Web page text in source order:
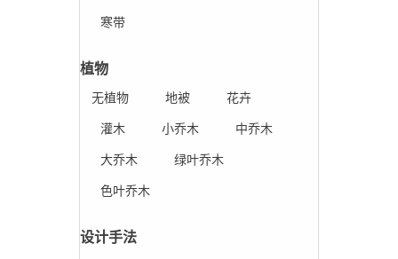
寒带
植物
无植物 地被
花卉
灌木
小乔木
中乔木
大乔木
绿叶乔木
色叶乔木
设计手法